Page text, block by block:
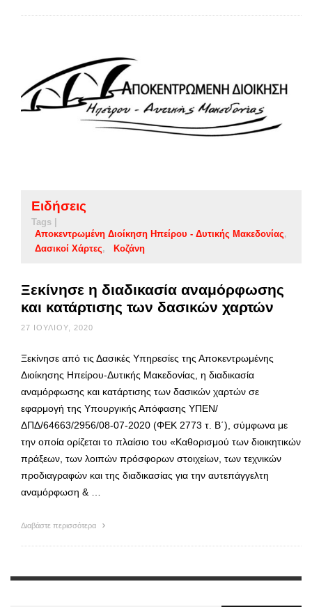
Ειδήσεις
Tags |
Αποκεντρωμένη Διοίκηση Ηπείρου - Δυτικής Μακεδονίας
Δασικοί Χάρτες
Κοζάνη
Ξεκίνησε η διαδικασία αναμόρφωσης
και κατάρτισης των δασικών χαρτών
27 ΙΟΥΛΊΟΥ, 2020
Ξεκίνησε από τις Δασικές Υπηρεσίες της Αποκεντρωμένης
Διοίκησης Ηπείρου-Δυτικής Μακεδονίας, η διαδικασία
αναμόρφωσης και κατάρτισης των δασικών χαρτών σε
εφαρμογή της Υπουργικής Απόφασης ΥΠΕΝ/
ΔΠΔ/64663/2956/08-07-2020 (ΦΕΚ 2773 τ. Β΄), σύμφωνα με
την οποία ορίζεται το πλαίσιο του «Καθορισμού των διοικητικών
πράξεων, των λοιπών πρόσφορων στοιχείων, των τεχνικών
προδιαγραφών και της διαδικασίας για την αυτεπάγγελτη
αναμόρφωση & …
Διαβάστε περισσότερα